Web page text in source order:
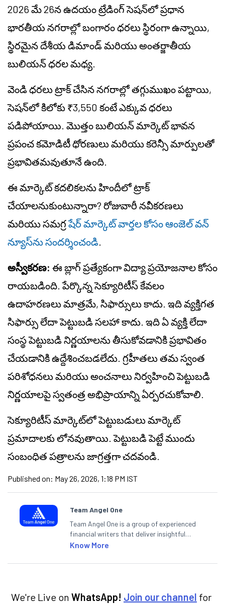
2026 మే 26న ఉదయం ట్రేడింగ్ సెషన్‌లో ప్రధాన
భారతీయ నగరాల్లో బంగారం ధరలు స్థిరంగా ఉన్నాయి,
స్థిరమైన దేశీయ డిమాండ్ మరియు అంతర్జాతీయ
బులియన్ ధరల మధ్య.
వెండి ధరలు ట్రాక్ చేసిన నగరాల్లో తగ్గుముఖం పట్టాయి,
సెషన్‌లో కిలోకు ₹3,550 కంటే ఎక్కువ ధరలు
పడిపోయాయి. మొత్తం బులియన్ మార్కెట్ భావన
ప్రపంచ కమోడిటీ ధోరణులు మరియు కరెన్సీ మార్పులతో
ప్రభావితమవుతూనే ఉంది.
ఈ మార్కెట్ కదలికలను హిందీలో ట్రాక్
చేయాలనుకుంటున్నారా? రోజువారీ నవీకరణలు
మరియు సమగ్రషేర్ మార్కెట్ వార్తల కోసం ఆంజెల్ వన్
న్యూస్‌ను సందర్శించండి.
అస్వీకరణ: ఈ బ్లాగ్ ప్రత్యేకంగా విద్యా ప్రయోజనాల కోసం
రాయబడింది. పేర్కొన్న సెక్యూరిటీస్ కేవలం
ఉదాహరణలు మాత్రమే, సిఫార్సులు కాదు. ఇది వ్యక్తిగత
సిఫార్సు లేదా పెట్టుబడి సలహా కాదు. ఇది ఏ వ్యక్తి లేదా
సంస్థ పెట్టుబడి నిర్ణయాలను తీసుకోవడానికి ప్రభావితం
చేయడానికి ఉద్దేశించబడలేదు. గ్రహీతలు తమ స్వంత
పరిశోధనలు మరియు అంచనాలు నిర్వహించి పెట్టుబడి
నిర్ణయాలపై స్వతంత్ర అభిప్రాయాన్ని ఏర్పరచుకోవాలి.
సెక్యూరిటీస్ మార్కెట్‌లో పెట్టుబడులు మార్కెట్
ప్రమాదాలకు లోనవుతాయి. పెట్టుబడి పెట్టే ముందు
సంబంధిత పత్రాలను జాగ్రత్తగా చదవండి.
Published on: May 26, 2026, 1:18 PM IST
Team Angel One
Team Angel One is a group of experienced
financial writers that deliver insightful
articles on the stock market, IPO, economy,
categories.
Know More
We're Live on WhatsApp! Join our channel for